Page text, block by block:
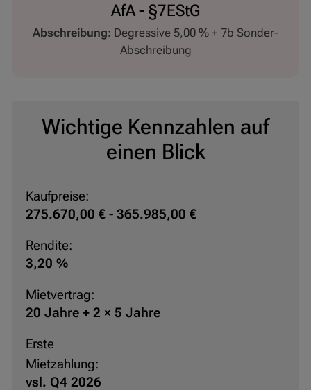
AfA - §7EStG
Abschreibung: Degressive 5,00 % + 7b Sonder-
Abschreibung
Wichtige Kennzahlen auf
einen Blick
Kaufpreise:
275.670,00 € - 365.985,00 €
Rendite:
3,20 %
Mietvertrag:
20 Jahre + 2 × 5 Jahre
Erste
Mietzahlung:
vsl. Q4 2026